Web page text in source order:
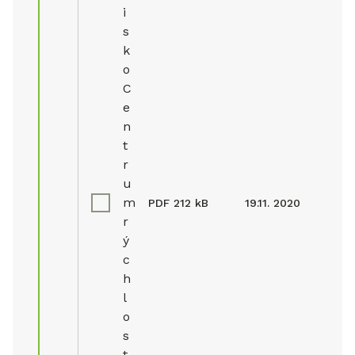
i
s
k
o
C
e
n
t
r
u
m
r
ý
c
h
l
o
s
PDF 212 kB 19.11. 2020